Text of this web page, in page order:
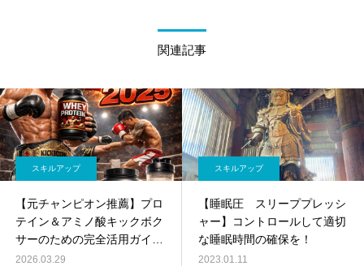
関連記事
スキルアップ
【元チャンピオン推薦】プロ
テイン＆アミノ酸キックボク
サーのための完全活用ガイド
2025
2026.03.29
スキルアップ
【睡眠圧 スリーププレッシ
ャー】コントロールして適切
な睡眠時間の確保を！
2023.01.11